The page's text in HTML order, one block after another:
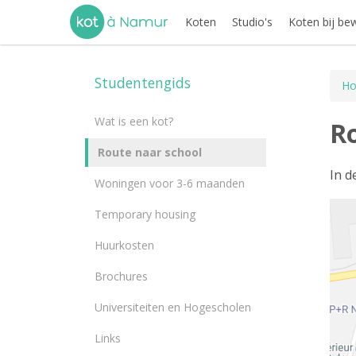
Koten Studio's Koten bij
Studentengids
Wat is een kot?
Route naar school
Woningen voor 3-6 maanden
Temporary housing
Huurkosten
Brochures
Universiteiten en Hogescholen
Links
In